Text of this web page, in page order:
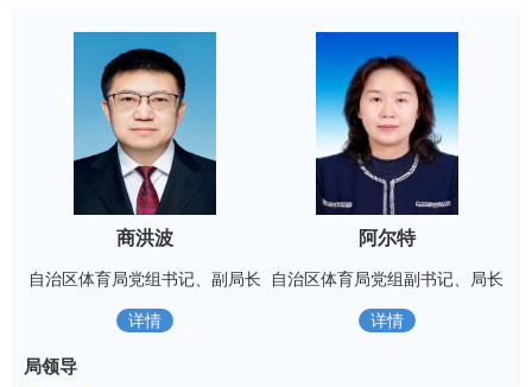
商洪波
自治区体育局党组书记、副局长
详情
阿尔特
自治区体育局党组副书记、局长
详情
局领导